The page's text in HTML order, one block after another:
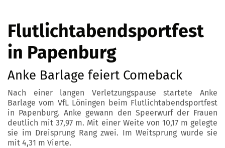
Flutlichtabendsportfest
in Papenburg
Anke Barlage feiert Comeback
Nach einer langen Verletzungspause startete Anke
Barlage vom VfL Löningen beim Flutlichtabendsportfest
in Papenburg. Anke gewann den Speerwurf der Frauen
deutlich mit 37,97 m. Mit einer Weite von 10,17 m gelegte
sie im Dreisprung Rang zwei. Im Weitsprung wurde sie
mit 4,31 m Vierte.